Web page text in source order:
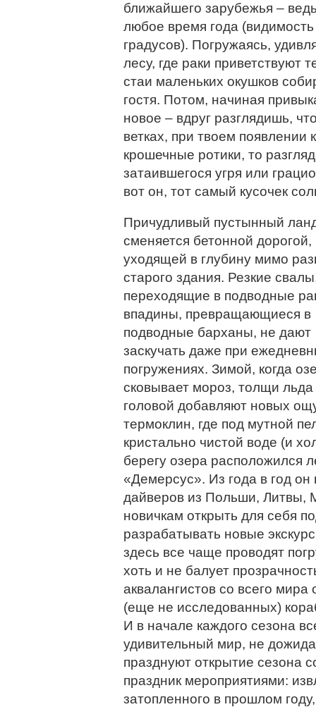
ближайшего зарубежья –
любое время года
градусов). Погружаясь,
лесу, где раки приветствуют
стаи маленьких окушков
гостя. Потом, начиная
новое – вдруг разглядишь,
ветках, при твоем появлении
крошечные ротики, то
затаившегося угря или
вот он, тот самый кусочек
Причудливый пустынный
сменяется бетонной дорогой,
уходящей в глубину мимо
старого здания. Резкие
переходящие в подводные
впадины, превращающиеся в
подводные барханы, не дают
заскучать даже при
погружениях. Зимой, когда
сковывает мороз, толщи
головой добавляют новых
термоклин, где под мутной
кристально чистой воде (и
берегу озера расположился
«Демерсус». Из года в год
дайверов из Польши, Литвы,
новичкам открыть для себя
разрабатывать новые
здесь все чаще проводят
хоть и не балует
аквалангистов со всего
(еще не исследованных)
И в начале каждого сезона
удивительный мир, не
празднуют открытие сезона
праздник мероприятиями:
затопленного в прошлом